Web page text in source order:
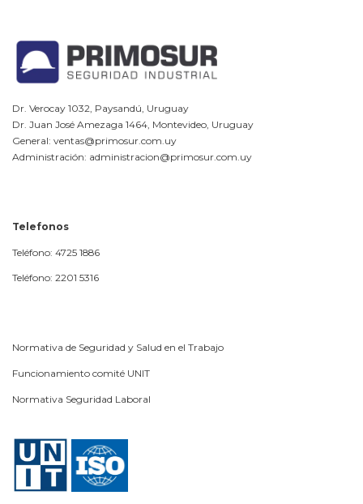
Dr. Verocay 1032, Paysandú, Uruguay
Dr. Juan José Amezaga 1464, Montevideo, Uruguay
General: ventas@primosur.com.uy
Administración: administracion@primosur.com.uy
Telefonos
Teléfono: 4725 1886
Teléfono: 2201 5316
Normativa de Seguridad y Salud en el Trabajo
Funcionamiento comité UNIT
Normativa Seguridad Laboral